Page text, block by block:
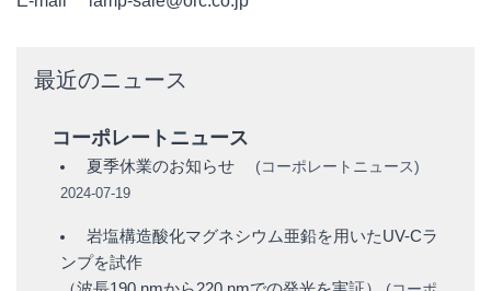
最近のニュース
コーポレートニュース
夏季休業のお知らせ (コーポレートニュース)
2024-07-19
岩塩構造酸化マグネシウム亜鉛を用いたUV-Cラ
ンプを試作